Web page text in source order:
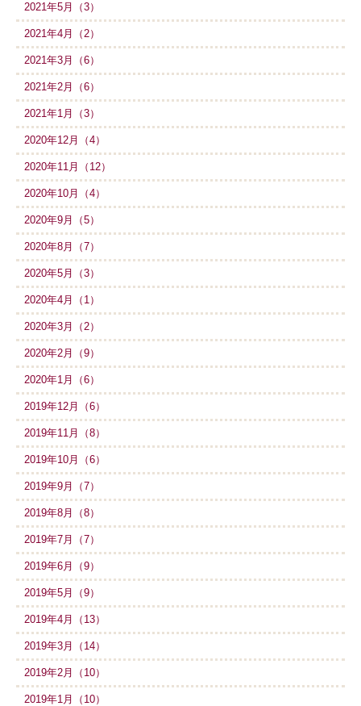
2021年5月（3）
2021年4月（2）
2021年3月（6）
2021年2月（6）
2021年1月（3）
2020年12月（4）
2020年11月（12）
2020年10月（4）
2020年9月（5）
2020年8月（7）
2020年5月（3）
2020年4月（1）
2020年3月（2）
2020年2月（9）
2020年1月（6）
2019年12月（6）
2019年11月（8）
2019年10月（6）
2019年9月（7）
2019年8月（8）
2019年7月（7）
2019年6月（9）
2019年5月（9）
2019年4月（13）
2019年3月（14）
2019年2月（10）
2019年1月（10）